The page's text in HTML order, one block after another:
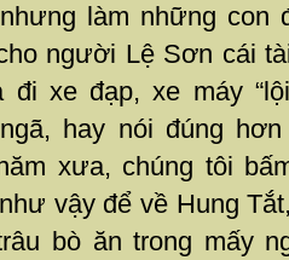
làm những con
người Lệ Sơn cái
đi xe đạp, xe máy
hay nói đúng
xưa, chúng tôi
vậy để về Hung
bò ăn trong mấy